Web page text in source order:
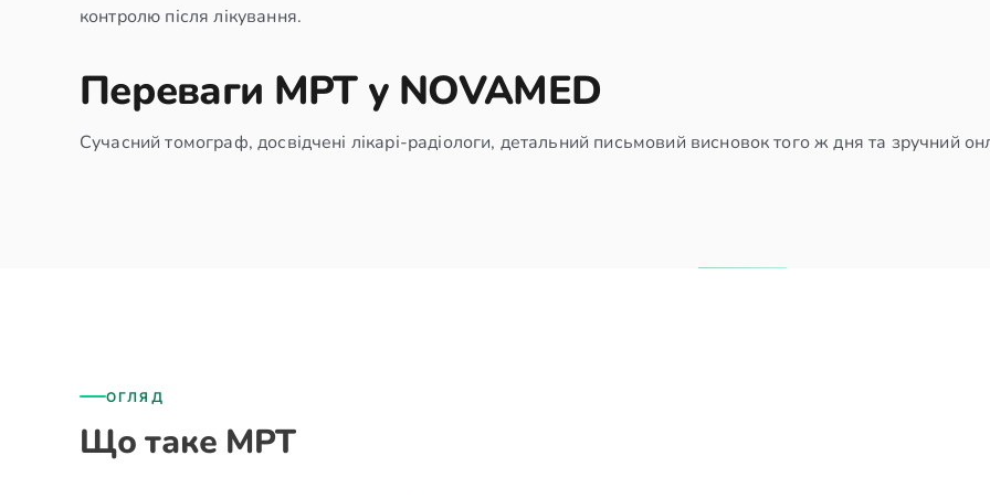
контролю після лікування.
Переваги МРТ у NOVAMED
Сучасний томограф, досвідчені лікарі-радіологи, детальний письмовий висновок того ж дня та зручний
ОГЛЯД
Що таке МРТ